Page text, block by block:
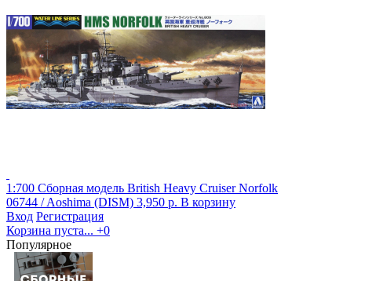
1:700 Сборная модель British Heavy Cruiser Norfolk
06744 / Aoshima (DISM) 3,950 р. В корзину
Вход Регистрация
Корзина пуста... +0
Популярное